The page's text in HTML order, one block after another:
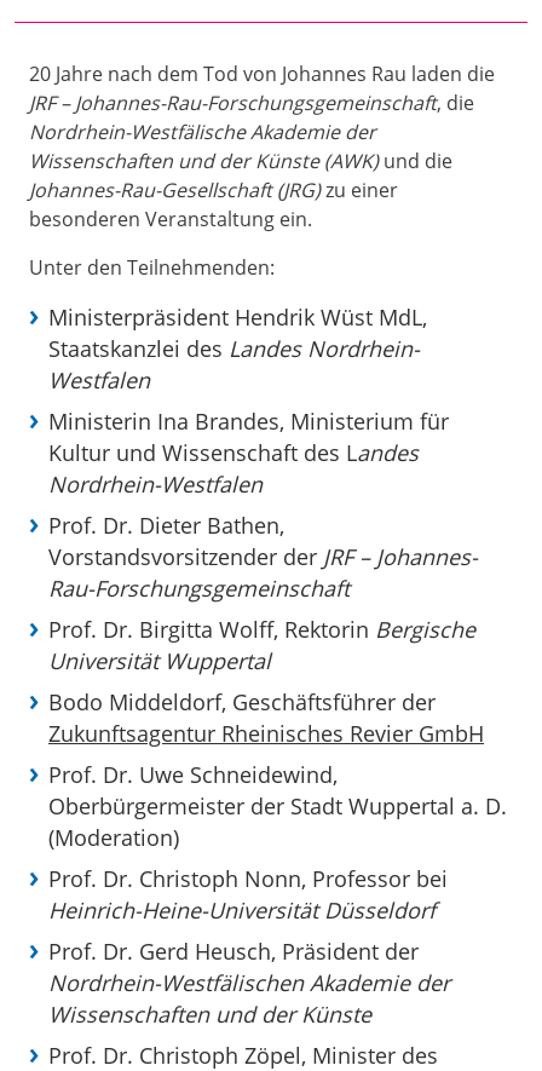
20 Jahre nach dem Tod von Johannes Rau laden die
JRF – Johannes-Rau-Forschungsgemeinschaft, die
Nordrhein-Westfälische Akademie der
Wissenschaften und der Künste (AWK)und die
Johannes-Rau-Gesellschaft (JRG)zu einer
besonderen Veranstaltung ein.
Unter den Teilnehmenden:
Ministerpräsident Hendrik Wüst MdL,
Staatskanzlei des Landes Nordrhein-
Westfalen
Ministerin Ina Brandes, Ministerium für
Kultur und Wissenschaft des Landes
Nordrhein-Westfalen
Prof. Dr. Dieter Bathen,
Vorstandsvorsitzender der JRF – Johannes-
Rau-Forschungsgemeinschaft
Prof. Dr. Birgitta Wolff, Rektorin Bergische
Universität Wuppertal
Bodo Middeldorf, Geschäftsführer der
Zukunftsagentur Rheinisches Revier GmbH
Prof. Dr. Uwe Schneidewind,
Oberbürgermeister der Stadt Wuppertal a. D.
(Moderation)
Prof. Dr. Christoph Nonn, Professor bei
Heinrich-Heine-Universität Düsseldorf
Prof. Dr. Gerd Heusch, Präsident der
Nordrhein-Westfälischen Akademie der
Wissenschaften und der Künste
Prof. Dr. Christoph Zöpel, Minister des